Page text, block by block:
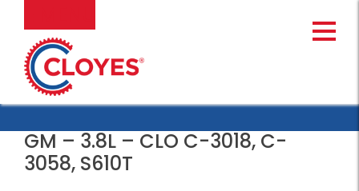
contenido
GM – 3.8L – CLO C-3018, C-
3058, S610T